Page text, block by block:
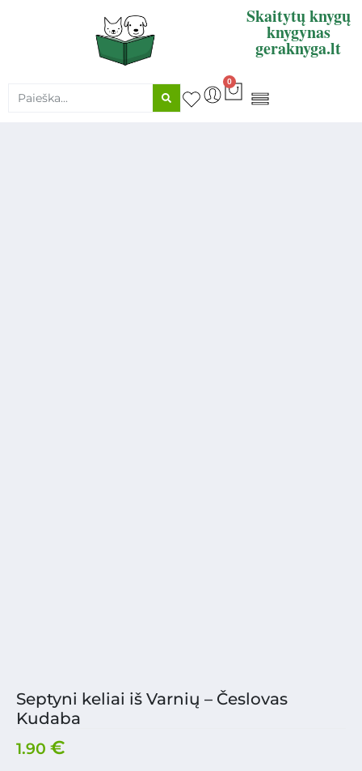
Skaitytų knygų
knygynas
geraknyga.lt
0
Septyni keliai iš Varnių – Česlovas
Kudaba
1.90 €